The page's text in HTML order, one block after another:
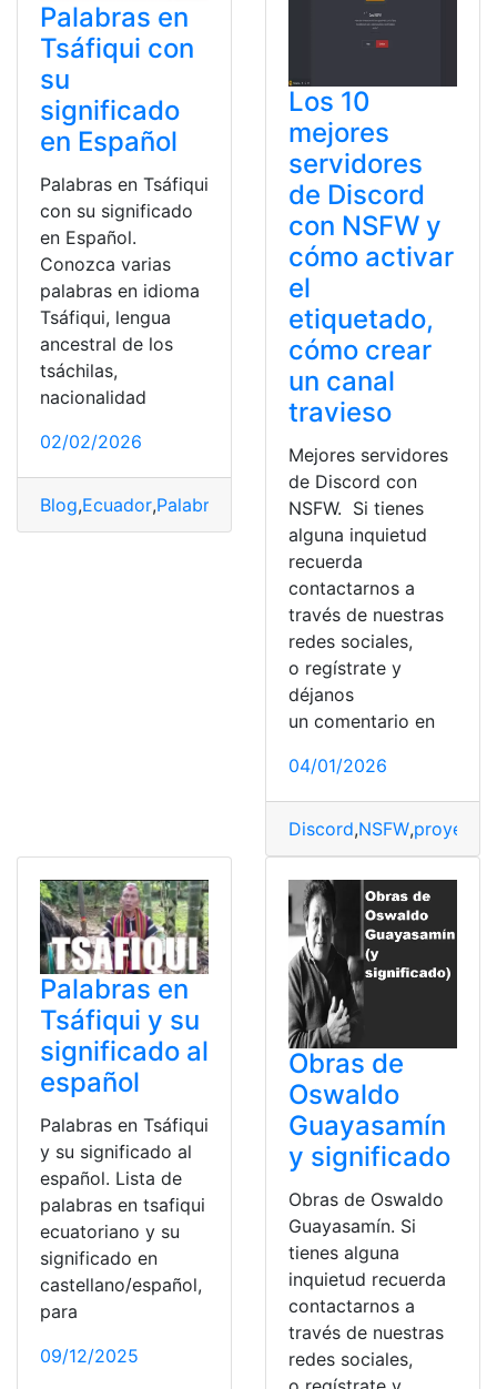
Palabras en
Tsáfiqui con
su
significado
en Español
Palabras en Tsáfiqui
con su significado
en Español.
Conozca varias
palabras en idioma
Tsáfiqui, lengua
ancestral de los
tsáchilas,
nacionalidad
02/02/2026
Blog,Ecuador,Palabras Tsáfiqui,Significado
Los 10
mejores
servidores
de Discord
con NSFW y
cómo activar
el
etiquetado,
cómo crear
un canal
travieso
Mejores servidores
de Discord con
NSFW. Si tienes
alguna inquietud
recuerda
contactarnos a
través de nuestras
redes sociales,
o regístrate y
déjanos
un comentario en
04/01/2026
Discord,NSFW,proyecto
Palabras en
Tsáfiqui y su
significado al
español
Palabras en Tsáfiqui
y su significado al
español. Lista de
palabras en tsafiqui
ecuatoriano y su
significado en
castellano/español,
para
09/12/2025
Obras de
Oswaldo
Guayasamín
y significado
Obras de Oswaldo
Guayasamín. Si
tienes alguna
inquietud recuerda
contactarnos a
través de nuestras
redes sociales,